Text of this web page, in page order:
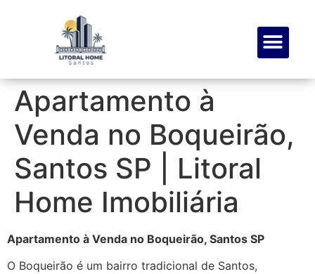
Apartamento à
Venda no Boqueirão,
Santos SP | Litoral
Home Imobiliária
Apartamento à Venda no Boqueirão, Santos SP
O Boqueirão é um bairro tradicional de Santos,